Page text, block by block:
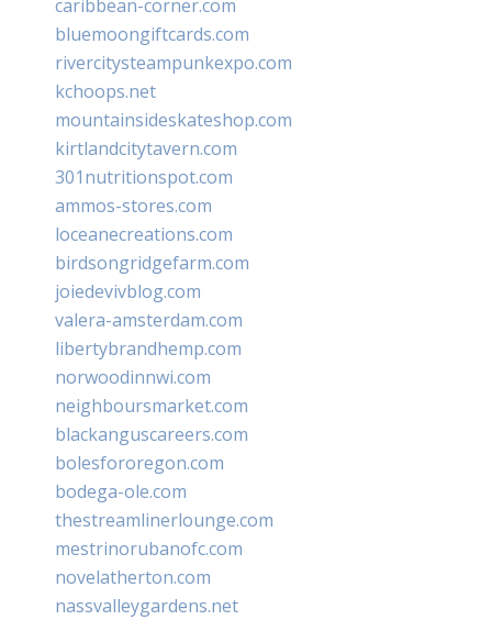
caribbean-corner.com
bluemoongiftcards.com
rivercitysteampunkexpo.com
kchoops.net
mountainsideskateshop.com
kirtlandcitytavern.com
301nutritionspot.com
ammos-stores.com
loceanecreations.com
birdsongridgefarm.com
joiedevivblog.com
valera-amsterdam.com
libertybrandhemp.com
norwoodinnwi.com
neighboursmarket.com
blackanguscareers.com
bolesfororegon.com
bodega-ole.com
thestreamlinerlounge.com
mestrinorubanofc.com
novelatherton.com
nassvalleygardens.net